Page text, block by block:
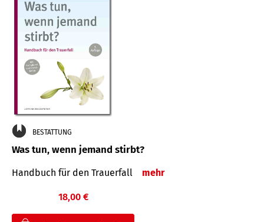
BESTATTUNG
Was tun, wenn jemand stirbt?
Handbuch für den Trauerfall mehr
18,00 €